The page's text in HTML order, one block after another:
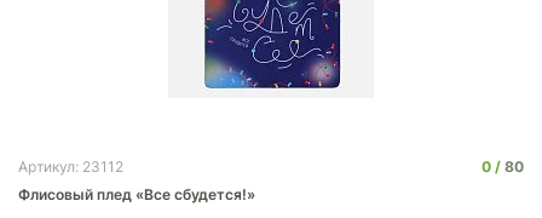
Артикул: 23112 0
80
Флисовый плед «Все сбудется!»